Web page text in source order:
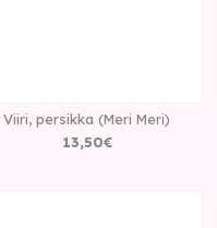
Viiri, persikka (Meri Meri)
13,50€